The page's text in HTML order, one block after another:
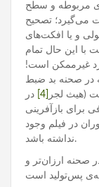
مربوطه و سطح
می‌گیرد؛ تصحیح
و یا افکت‌های
با این حال تمام
غیرممکن است!
در صحنه بد ضبط
(هیث لجر
در
برای بازآفرینی
در فیلم وجود
نداشته باشد.
صحنه ارزان‌تر و